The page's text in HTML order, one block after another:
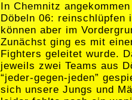
In Chemnitz
Döbeln 06: reinschlüpfen
können aber im
Zunächst ging es mit
Fighters geleitet wurde.
jeweils zwei Teams aus
“jeder-gegen-jeden”
sich unsere Jungs und